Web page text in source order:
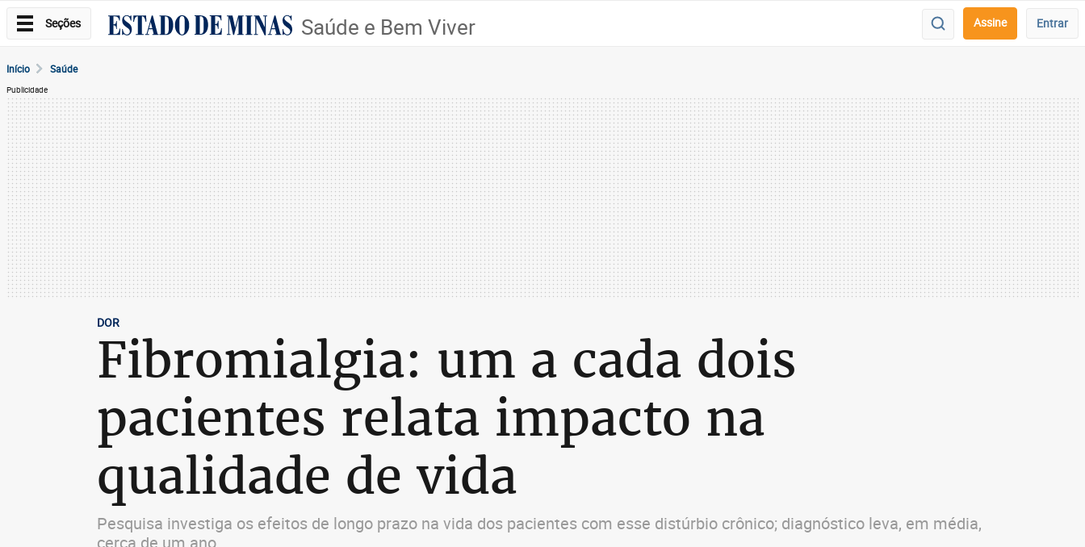
Seções Saúde e Bem Viver Assine Entrar
Início Saúde
Publicidade
DOR
Fibromialgia: um a cada dois
pacientes relata impacto na
qualidade de vida
Pesquisa investiga os efeitos de longo prazo na vida dos pacientes com esse distúrbio crônico; diagnóstico leva, em média,
cerca de um ano